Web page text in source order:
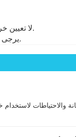
1، لا تعيين خرطوم إغلاق النار مفتوحة.
2، يرجى حماية خرطوم من سحق.
والاحتياطات